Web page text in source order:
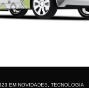
EM NOVIDADES, TECNOLOGIA